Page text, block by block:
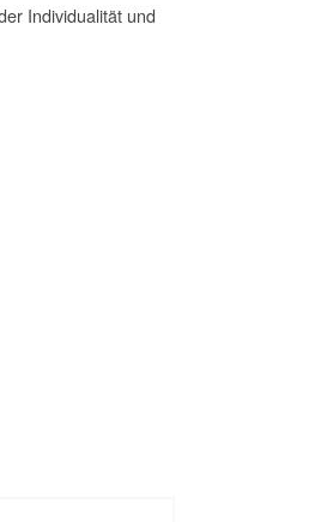
Individualität und